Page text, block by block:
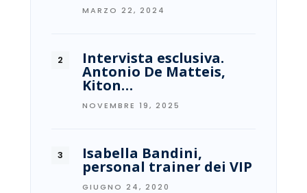
MARZO 22, 2024
Intervista esclusiva.
Antonio De Matteis,
Kiton…
NOVEMBRE 19, 2025
Isabella Bandini,
personal trainer dei VIP
GIUGNO 24, 2020